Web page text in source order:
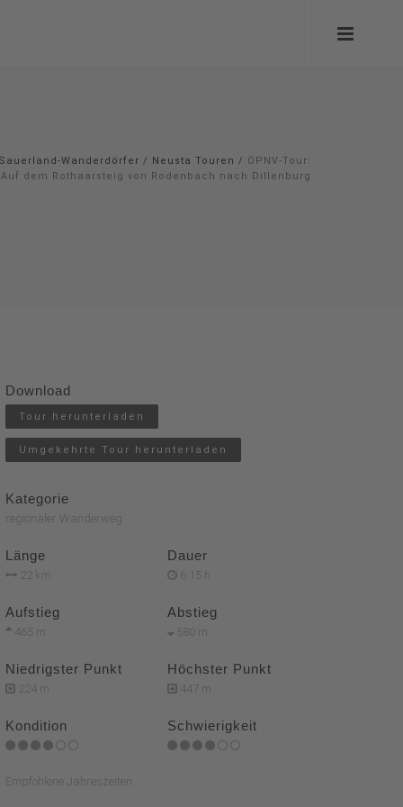
Sauerland-Wanderdörfer / Neusta Touren / ÖPNV-Tour:
Auf dem Rothaarsteig von Rodenbach nach Dillenburg
Download
Tour herunterladen
Umgekehrte Tour herunterladen
Kategorie
regionaler Wanderweg
Länge
22 km
Dauer
6:15 h
Aufstieg
465 m
Abstieg
580 m
Niedrigster Punkt
224 m
Höchster Punkt
447 m
Kondition Schwierigkeit
Empfohlene Jahreszeiten